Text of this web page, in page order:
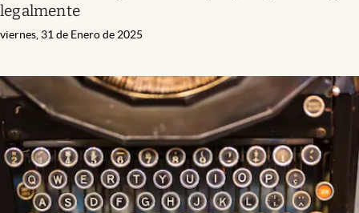
legalmente
viernes, 31 de Enero de 2025